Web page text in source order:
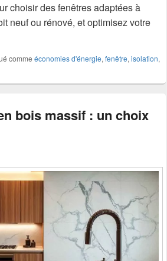
choisir des fenêtres adaptées à
neuf ou rénové, et optimisez votre
comme économies d'énergie, fenêtre, isolation,
bois massif : un choix